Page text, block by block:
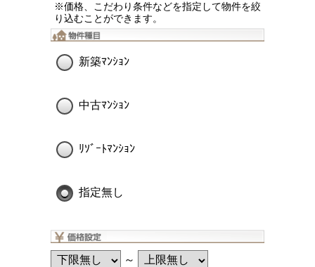
※価格、こだわり条件などを指定して物件を絞
り込むことができます。
新築ﾏﾝｼｮﾝ
中古ﾏﾝｼｮﾝ
ﾘｿﾞｰﾄﾏﾝｼｮﾝ
指定無し
～